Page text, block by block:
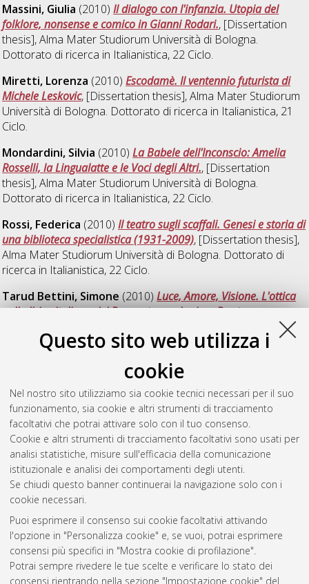
Questo sito web utilizza i
cookie
Nel nostro sito utilizziamo sia cookie tecnici necessari per il suo
funzionamento, sia cookie e altri strumenti di tracciamento
facoltativi che potrai attivare solo con il tuo consenso.
Cookie e altri strumenti di tracciamento facoltativi sono usati per
analisi statistiche, misure sull'efficacia della comunicazione
istituzionale e analisi dei comportamenti degli utenti.
Se chiudi questo banner continuerai la navigazione solo con i
cookie necessari.
Puoi esprimere il consenso sui cookie facoltativi attivando
l'opzione in "Personalizza cookie" e, se vuoi, potrai esprimere
consensi più specifici in "Mostra cookie di profilazione".
Potrai sempre rivedere le tue scelte e verificare lo stato dei
consensi rientrando nella sezione "Impostazione cookie" del
Massini, Giulia (2010)Il dialogo con l'infanzia. Utopia del
folklore, nonsense e comico in Gianni Rodari., [Dissertation
thesis], Alma Mater Studiorum Università di Bologna.
Dottorato di ricerca in Italianistica, 22 Ciclo.
Miretti, Lorenza (2010)Escodamè. Il ventennio futurista di
Michele Leskovic, [Dissertation thesis], Alma Mater Studiorum
Università di Bologna. Dottorato di ricerca in Italianistica, 21
Ciclo.
Mondardini, Silvia (2010)La Babele dell'Inconscio: Amelia
Rosselli, la Lingualatte e le Voci degli Altri., [Dissertation
thesis], Alma Mater Studiorum Università di Bologna.
Dottorato di ricerca in Italianistica, 22 Ciclo.
Rossi, Federica (2010)Il teatro sugli scaffali. Genesi e storia di
una biblioteca specialistica (1931-2009), [Dissertation thesis],
Alma Mater Studiorum Università di Bologna. Dottorato di
ricerca in Italianistica, 22 Ciclo.
Tarud Bettini, Simone (2010)Luce, Amore, Visione. L'ottica
nella lirica italiana del Duecento e nel primo Dante,
Bologna. Dottorato di ricerca inItalianistica, 22 Ciclo.
L' "opera mondo" di Paolo Volponi fra
, [Dissertation thesis], Alma Mater Studiorum
Università di Bologna. Dottorato di ricerca inItalianistica , 22
Ciclo.
Questa lista e' stata generata il Thu Aug 6 20:42:28 2026
Atom
Rss 1.0
Rss 2.0